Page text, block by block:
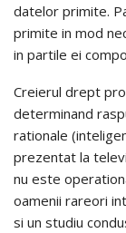
datelor primite.
primite in mod
in partile ei
Creierul drept
determinand
rationale
prezentat la
nu este
oamenii rareori
si un studiu